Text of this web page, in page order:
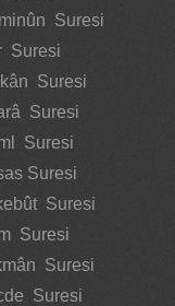
Suresi
Suresi
Suresi
Suresi
Suresi
Suresi
Suresi
Suresi
Suresi
Suresi